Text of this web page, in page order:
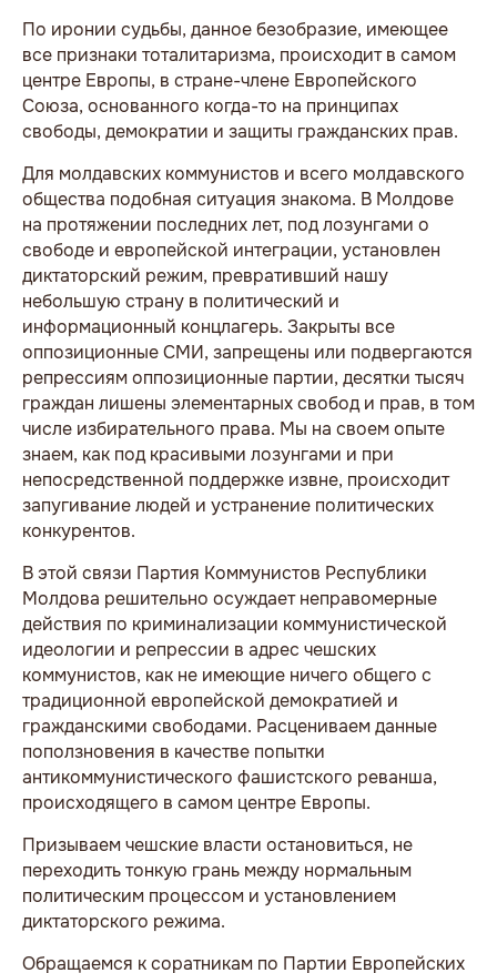
По иронии судьбы, данное безобразие, имеющее
все признаки тоталитаризма, происходит в самом
центре Европы, в стране-члене Европейского
Союза, основанного когда-то на принципах
свободы, демократии и защиты гражданских прав.
Для молдавских коммунистов и всего молдавского
общества подобная ситуация знакома. В Молдове
на протяжении последних лет, под лозунгами о
свободе и европейской интеграции, установлен
диктаторский режим, превративший нашу
небольшую страну в политический и
информационный концлагерь. Закрыты все
оппозиционные СМИ, запрещены или подвергаются
репрессиям оппозиционные партии, десятки тысяч
граждан лишены элементарных свобод и прав, в том
числе избирательного права. Мы на своем опыте
знаем, как под красивыми лозунгами и при
непосредственной поддержке извне, происходит
запугивание людей и устранение политических
конкурентов.
В этой связи Партия Коммунистов Республики
Молдова решительно осуждает неправомерные
действия по криминализации коммунистической
идеологии и репрессии в адрес чешских
коммунистов, как не имеющие ничего общего с
традиционной европейской демократией и
гражданскими свободами. Расцениваем данные
поползновения в качестве попытки
антикоммунистического фашистского реванша,
происходящего в самом центре Европы.
Призываем чешские власти остановиться, не
переходить тонкую грань между нормальным
политическим процессом и установлением
диктаторского режима.
Обращаемся к соратникам по Партии Европейских